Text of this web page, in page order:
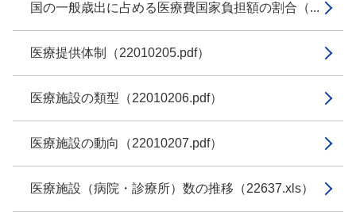
国の一般歳出に占める医療費国家負担額の割合（...
医療提供体制（22010205.pdf）
医療施設の類型（22010206.pdf）
医療施設の動向（22010207.pdf）
医療施設（病院・診療所）数の推移（22637.xls）